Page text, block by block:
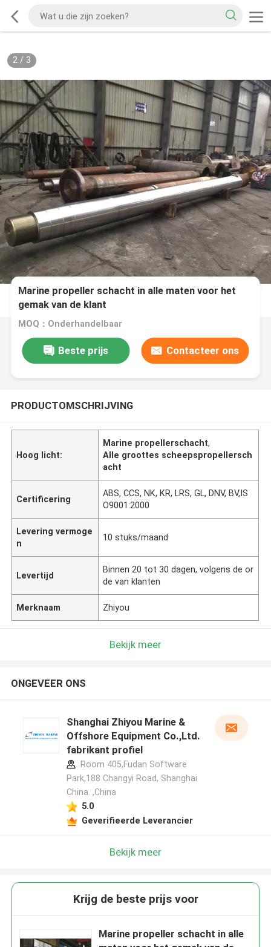
2/ 3
Marine propeller schacht in alle maten voor het
gemak van de klant
MOQ：Onderhandelbaar
Beste prijs Contacteer ons
PRODUCTOMSCHRIJVING
Hoog licht:
Marine propellerschacht,
Alle groottes scheepspropellersch
acht
Certificering
ABS, CCS, NK, KR, LRS, GL, DNV, BV,IS
O9001:2000
Levering vermoge
n
10 stuks/maand
Levertijd
Binnen 20 tot 30 dagen, volgens de or
de van klanten
Merknaam Zhiyou
Bekijk meer
ONGEVEER ONS
Shanghai Zhiyou Marine &
Offshore Equipment Co.,Ltd.
fabrikant profiel
Room 405,Fudan Software
Park,188 Changyi Road, Shanghai
China. ,China
5.0
Geverifieerde Leverancier
Bekijk meer
Krijg de beste prijs voor
Marine propeller schacht in alle